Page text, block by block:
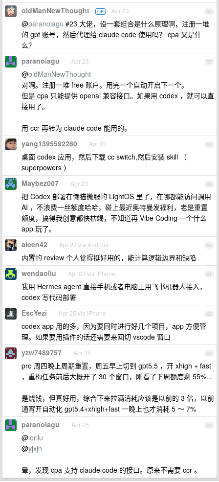
56
oldManNewThought OP Apr 23
@paranoiagu #23 大佬，设一套组合是什么原理啊，注册一堆
的 gpt 账号，然后代理给 claude code 使用吗？ cpa 又是什
么？
57
paranoiagu Apr 23
@oldManNewThought
对啊。注册一堆 free 账户。用完一个自动开启下一个。
但是 cpa 只能提供 openai 兼容接口。如果用 codex ，就可以直
接用了。
用 ccr 再转为 claude code 能用的。
58
yang1395592280 Apr 23
桌面 codex 应用，然后下载 cc switch,然后安装 skill （
superpowers ）
59
Maybez007 Apr 23
把 Codex 部署在懒猫微服的 LightOS 里了，在哪都能访问调用
AI ，不浪费一丝额度哈哈，碰上最近奥特曼发福利，老是重置
额度，搞得我创意都快枯竭，不知道再 Vibe Coding 一个什么
app 玩了。
60
aleen42 Apr 23 via Android
内置的 review 个人觉得挺好用的，能计算逻辑边界和缺陷
61
wendaoliu Apr 23 via iPhone
我用 Hermes agent 直接手机或者电脑上用飞书机器人接入，
codex 写代码部署
62
EscYezi Apr 25 via iPhone
codex app 用的多，因为要同时进行好几个项目，app 方便管
理。如果要用插件的话还需要来回切 vscode 窗口
63
yzw7489757 Apr 25
pro 周四晚上周期重置，周五早上切到 gpt5.5 ，开 xhigh + fast
，重构任务前后大概开了 30 个窗口，刚看了下周额度剩 55%...
是烧钱，但真好用，综合下来拉满消耗应该是以前的 3 倍，以前
通宵开自动化 gpt5.4+xhigh+fast 一晚上也才消耗 5 ～ 7%
64
paranoiagu Apr 25
@iorilu
@yjxjn
晕，发现 cpa 支持 claude code 的接口。原来不需要 ccr 。